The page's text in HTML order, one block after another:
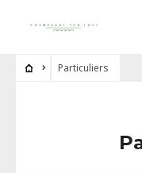
Particuliers